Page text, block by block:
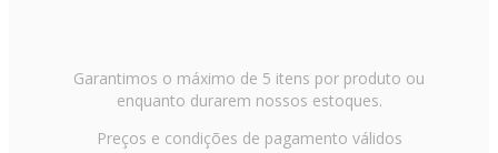
Garantimos o máximo de 5 itens por produto ou
enquanto durarem nossos estoques.
Preços e condições de pagamento válidos